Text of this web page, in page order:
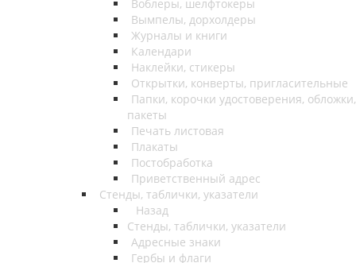
Воблеры, шелфтокеры
Вымпелы, дорхолдеры
Журналы и книги
Календари
Наклейки, стикеры
Открытки, конверты, пригласительные
Папки, корочки удостоверения, обложки,
пакеты
Печать листовая
Плакаты
Постобработка
Приветственный адрес
Стенды, таблички, указатели
Назад
Стенды, таблички, указатели
Адресные знаки
Гербы и флаги